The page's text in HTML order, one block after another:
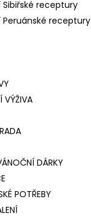
Sibiřské receptury
Peruánské receptury
VÝŽIVA
DÁRKY
POTŘEBY